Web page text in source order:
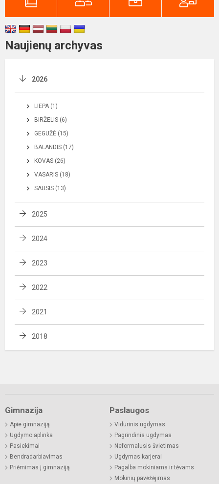
Naujienų archyvas
2026
LIEPA (1)
BIRŽELIS (6)
GEGUŽĖ (15)
BALANDIS (17)
KOVAS (26)
VASARIS (18)
SAUSIS (13)
2025
2024
2023
2022
2021
2018
Gimnazija
Apie gimnaziją
Ugdymo aplinka
Pasiekimai
Bendradarbiavimas
Priėmimas į gimnaziją
Paslaugos
Vidurinis ugdymas
Pagrindinis ugdymas
Neformalusis švietimas
Ugdymas karjerai
Pagalba mokiniams ir tėvams
Mokinių pavėžėjimas